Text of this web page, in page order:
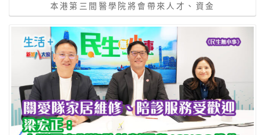
本港第三間醫學院將會帶來人才、資金